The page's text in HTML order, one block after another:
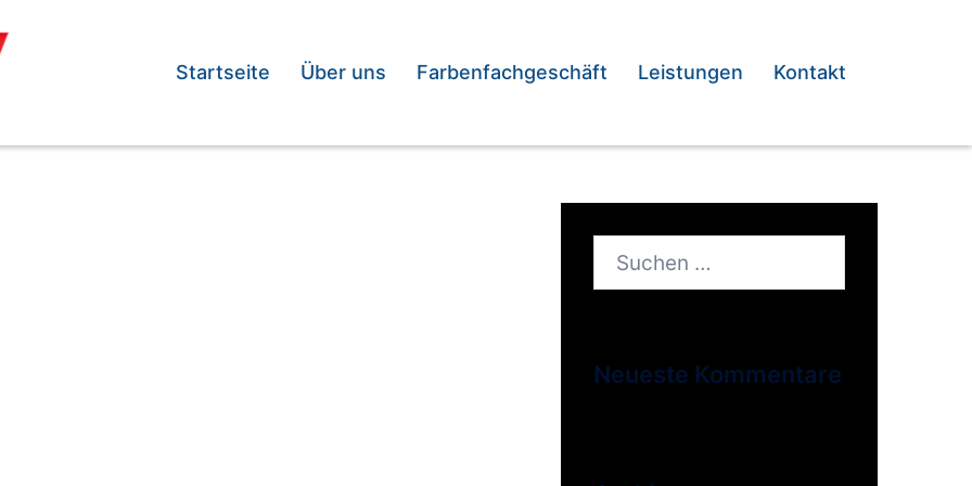
Startseite Über uns Farbenfachgeschäft Leistungen Kontakt
Suchen
nach:
Neueste Kommentare